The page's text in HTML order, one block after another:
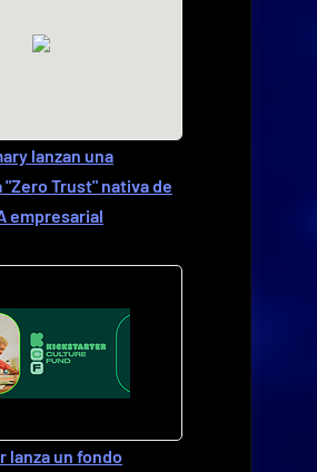
lanzan una
Trust" nativa de
empresarial
lanza un fondo